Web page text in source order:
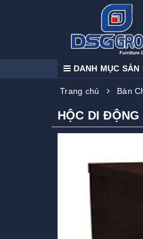
DANH MỤC SẢN
Trang chủ Bàn
HỘC DI ĐỘNG